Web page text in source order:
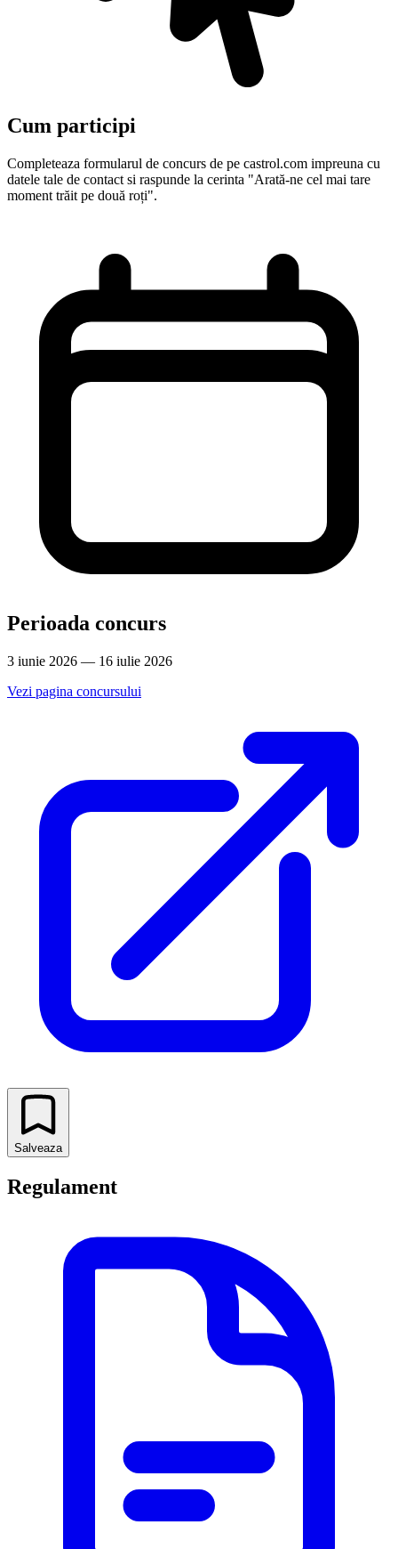
Cum participi
Completeaza formularul de concurs de pe castrol.com impreuna cu
datele tale de contact si raspunde la cerinta "Arată-ne cel mai tare
moment trăit pe două roți".
Perioada concurs
3 iunie 2026 — 16 iulie 2026
Vezi pagina concursului
Salveaza
Regulament